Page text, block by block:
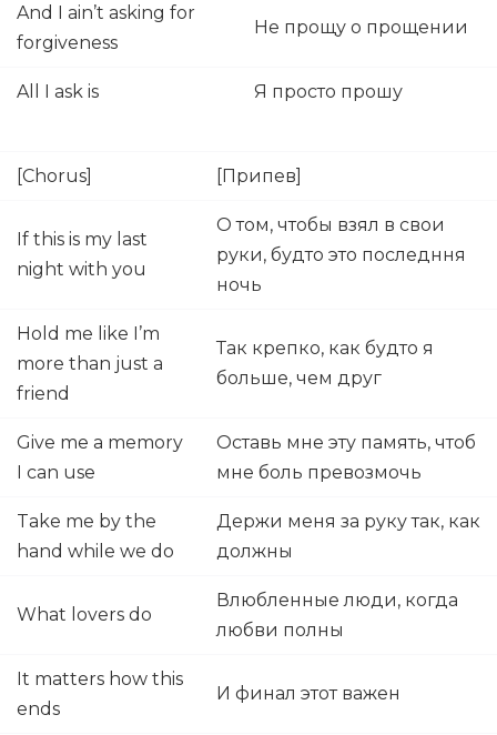
And I ain’t asking for
forgiveness
Не прощу о прощении
All I ask is Я просто прошу
[Chorus] [Припев]
If this is my last
night with you
О том, чтобы взял в свои
руки, будто это последння
ночь
Hold me like I’m
more than just a
friend
Так крепко, как будто я
больше, чем друг
Give me a memory
I can use
Оставь мне эту память, чтоб
мне боль превозмочь
Take me by the
hand while we do
Держи меня за руку так, как
должны
What lovers do
Влюбленные люди, когда
любви полны
It matters how this
ends
И финал этот важен